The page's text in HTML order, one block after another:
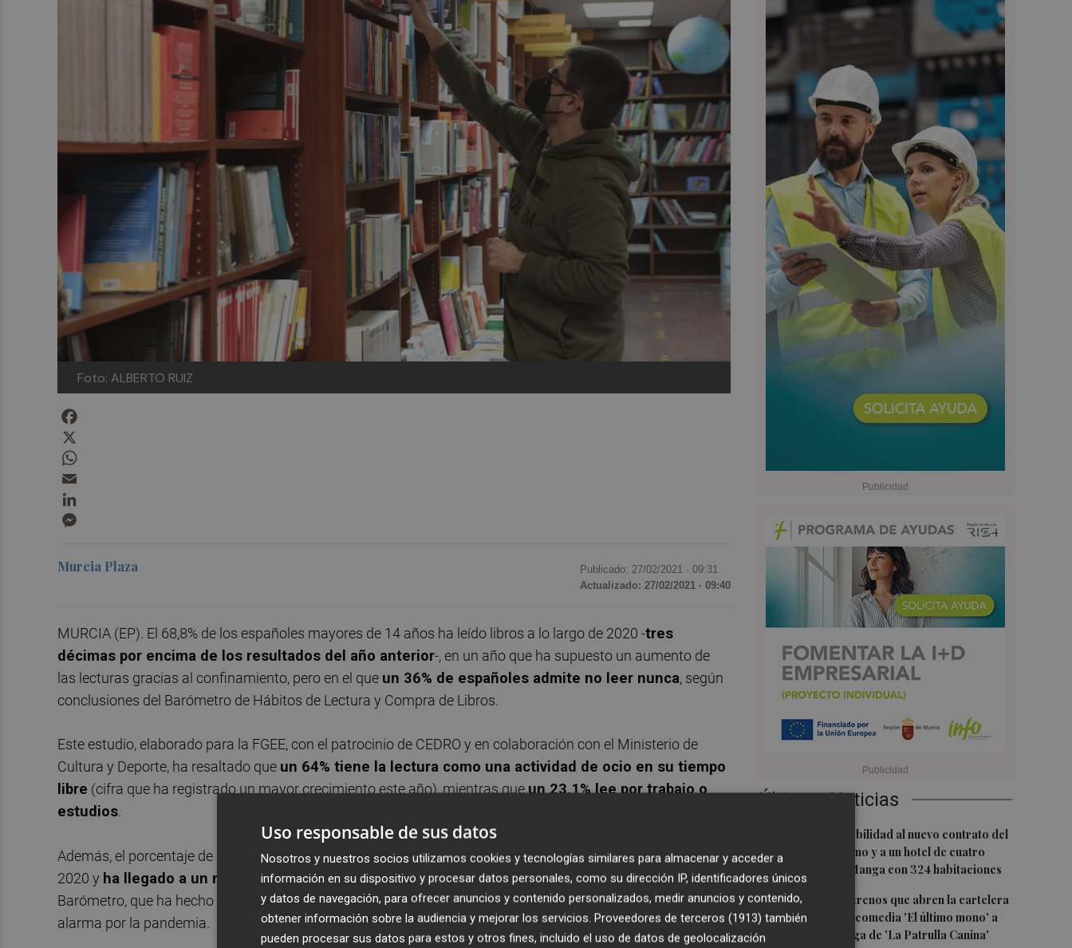
Foto: ALBERTO RUIZ
Últimas Noticias
San Javier da viabilidad al nuevo contrato del
transporte urbano y a un hotel de cuatro
estrellas en La Manga con 324 habitaciones
2Estos son los estrenos que abren la cartelera
en agosto: de la comedia 'El último mono' a
una nueva entrega de 'La Patrulla Canina'
Murcia Plaza Publicado: 27/02/2021 · 09:31
Actualizado: 27/02/2021 · 09:40
MURCIA (EP). El 68,8% de los españoles mayores de 14 años ha leído libros a lo largo de 2020 -tres
décimas por encima de los resultados del año anterior-, en un año que ha supuesto un aumento de
las lecturas gracias al confinamiento, pero en el que un 36% de españoles admite no leer nunca, según
conclusiones del Barómetro de Hábitos de Lectura y Compra de Libros.
Este estudio, elaborado para la FGEE, con el patrocinio de CEDRO y en colaboración con el Ministerio de
Cultura y Deporte, ha resaltado que un 64% tiene la lectura como una actividad de ocio en su tiempo
libre (cifra que ha registrado un mayor crecimiento este año), mientras queun 23,1% lee por trabajo o
estudios.
Además, el porcentaje de lectores de libros que leen al menos una vez a la semana ha alcanzado el 52,7%, en
2020 y ha llegado a un máximo histórico del 57% durante el confinamiento, tal y como refleja el
Barómetro, que ha hecho especial incidencia en los meses de marzo a mayo tras declararse el estado de
alarma por la pandemia.
Uso responsable de sus datos
Nosotros y nuestros socios utilizamos cookies y tecnologías similares para almacenar y acceder a
información en su dispositivo y procesar datos personales, como su dirección IP, identificadores únicos
y datos de navegación, para ofrecer anuncios y contenido personalizados, medir anuncios y contenido,
obtener información sobre la audiencia y mejorar los servicios. Proveedores de terceros (1913) también
pueden procesar sus datos para estos y otros fines, incluido el uso de datos de geolocalización